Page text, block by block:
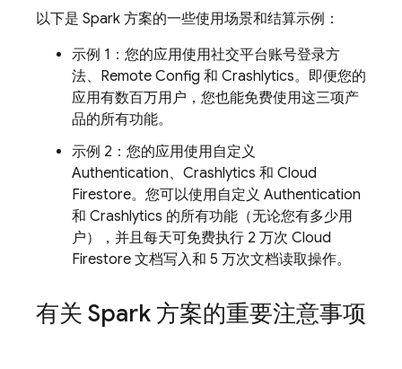
以下是 Spark 方案的一些使用场景和结算示例：
示例 1：您的应用使用社交平台账号登录方
法、 Remote Config 和 Crashlytics。即便您的
应用有数百万用户 ，您也能免费使用这三项产
品的所有功能。
示例 2：您的应用使用自定义
Authentication、 Crashlytics 和 Cloud
Firestore。您可以使用自定义 Authentication
和 Crashlytics 的所有功能（无论您有多少用
户），并且每天可免费执行 2 万次 Cloud
Firestore 文档写入和 5 万次文档读取操作。
有关 Spark 方案的重要注意事项